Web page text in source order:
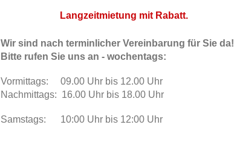
Langzeitmietung mit Rabatt.
Wir sind nach terminlicher Vereinbarung für Sie da!
Bitte rufen Sie uns an - wochentags:
Vormittags: 09.00 Uhr bis 12.00 Uhr
Nachmittags: 16.00 Uhr bis 18.00 Uhr
Samstags: 10:00 Uhr bis 12:00 Uhr